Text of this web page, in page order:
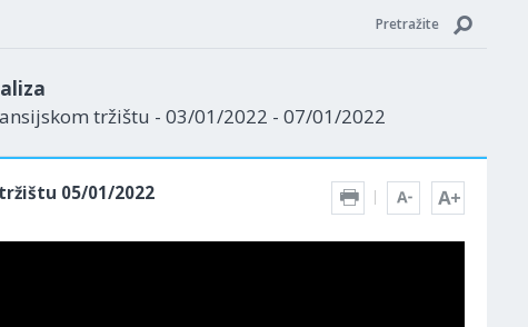
Pretražite
tržištu - 03/01/2022 - 07/01/2022
05/01/2022